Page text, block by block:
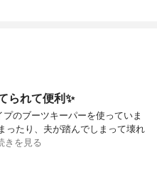
られて便利✨
のブーツキーパーを使っていま
ったり、夫が踏んでしまって壊れ
きを見る